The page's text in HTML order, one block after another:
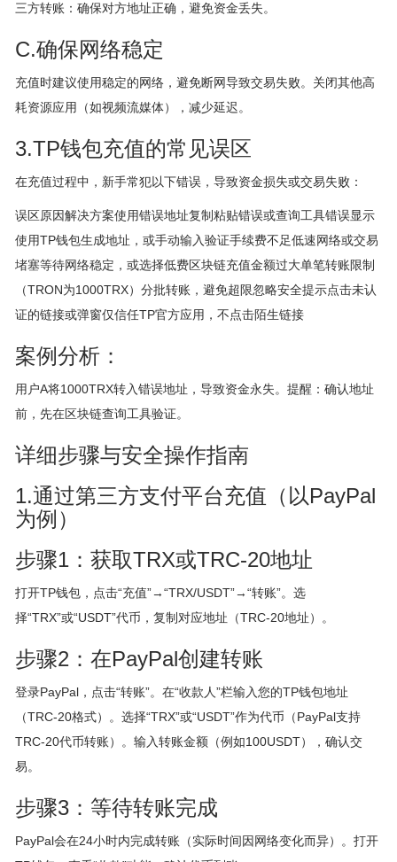
三方转账：确保对方地址正确，避免资金丢失。
C.确保网络稳定
充值时建议使用稳定的网络，避免断网导致交易失败。关闭其他高
耗资源应用（如视频流媒体），减少延迟。
3.TP钱包充值的常见误区
在充值过程中，新手常犯以下错误，导致资金损失或交易失败：
误区原因解决方案使用错误地址复制粘贴错误或查询工具错误显示
使用TP钱包生成地址，或手动输入验证手续费不足低速网络或交易
堵塞等待网络稳定，或选择低费区块链充值金额过大单笔转账限制
（TRON为1000TRX）分批转账，避免超限忽略安全提示点击未认
证的链接或弹窗仅信任TP官方应用，不点击陌生链接
案例分析：
用户A将1000TRX转入错误地址，导致资金永失。提醒：确认地址
前，先在区块链查询工具验证。
详细步骤与安全操作指南
1.通过第三方支付平台充值（以PayPal
为例）
步骤1：获取TRX或TRC-20地址
打开TP钱包，点击“充值”→“TRX/USDT”→“转账”。选
择“TRX”或“USDT”代币，复制对应地址（TRC-20地址）。
步骤2：在PayPal创建转账
登录PayPal，点击“转账”。在“收款人”栏输入您的TP钱包地址
（TRC-20格式）。选择“TRX”或“USDT”作为代币（PayPal支持
TRC-20代币转账）。输入转账金额（例如100USDT），确认交
易。
步骤3：等待转账完成
PayPal会在24小时内完成转账（实际时间因网络变化而异）。打开